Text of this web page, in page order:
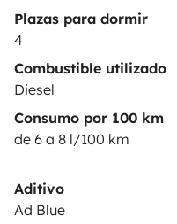
Plazas para dormir
4
Combustible utilizado
Diesel
Consumo por 100 km
de 6 a 8 l/100 km
Aditivo
Ad Blue
Medios de pago seguros
Descargar en